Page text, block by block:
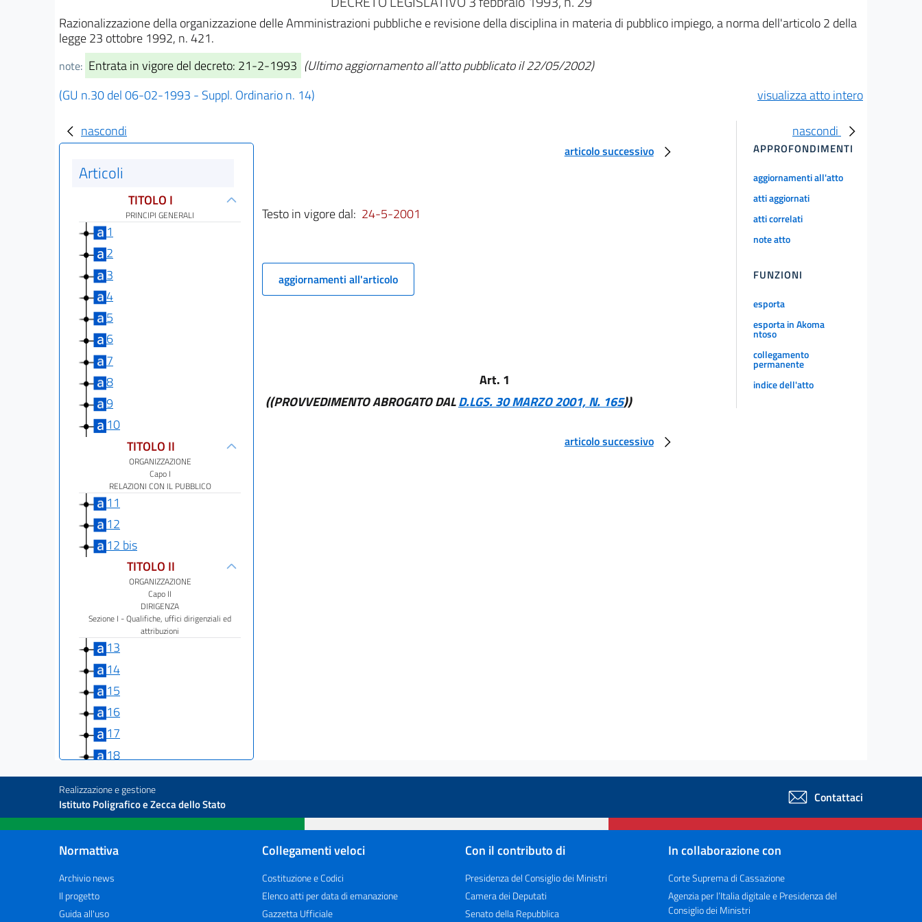
Razionalizzazione della organizzazione delle Amministrazioni pubbliche e revisione della disciplina in materia di pubblico impiego, a norma dell'articolo 2 della
legge 23 ottobre 1992, n. 421.
note: Entrata in vigore del decreto: 21-2-1993 (Ultimo aggiornamento all'atto pubblicato il 22/05/2002)
(GU n.30 del 06-02-1993 - Suppl. Ordinario n. 14)
visualizza atto intero
nascondi
Articoli
TITOLO I
PRINCIPI GENERALI
1
2
3
4
5
6
7
8
9
10
TITOLO II
ORGANIZZAZIONE
Capo I
RELAZIONI CON IL PUBBLICO
11
12
12 bis
TITOLO II
ORGANIZZAZIONE
Capo II
DIRIGENZA
Sezione I - Qualifiche, uffici dirigenziali ed
attribuzioni
13
14
15
16
17
18
19
20
21
23
24
articolo successivo
Testo in vigore dal: 24-5-2001
aggiornamenti all'articolo
Art. 1
((PROVVEDIMENTO ABROGATO DALD.LGS. 30 MARZO 2001, N. 165))
articolo successivo
nascondi
APPROFONDIMENTI
aggiornamenti all'atto
atti aggiornati
atti correlati
note atto
FUNZIONI
esporta
esporta in Akoma
ntoso
collegamento
permanente
indice dell'atto
Realizzazione e gestione
Istituto Poligrafico e Zecca dello Stato Contattaci
Normattiva
Archivio news
Il progetto
Guida all'uso
Collegamenti veloci
Costituzione e Codici
Elenco atti per data di emanazione
Gazzetta Ufficiale
Con il contributo di
Presidenza del Consiglio dei Ministri
Camera dei Deputati
Senato della Repubblica
In collaborazione con
Corte Suprema di Cassazione
Agenzia per l’Italia digitale e Presidenza del
Consiglio dei Ministri